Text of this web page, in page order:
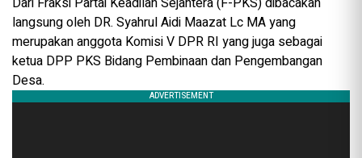
langsung oleh DR. Syahrul Aidi Maazat Lc MA yang
merupakan anggota Komisi V DPR RI yang juga sebagai
ketua DPP PKS Bidang Pembinaan dan Pengembangan
Desa.